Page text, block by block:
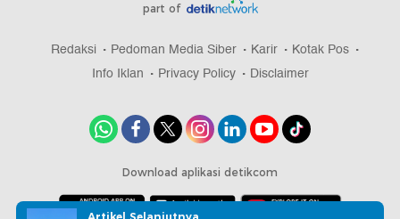
part of
Redaksi Pedoman Media Siber Karir
Kotak Pos
Info Iklan
Privacy Policy Disclaimer
Download aplikasi detikcom
Artikel Selanjutnya